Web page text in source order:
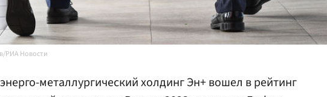
РИА Новости
металлургический холдинг Эн+ вошел в рейтинг